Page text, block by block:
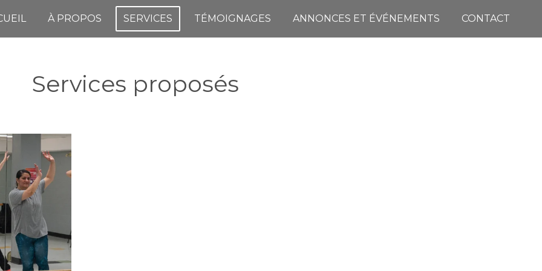
À PROPOS SERVICES TÉMOIGNAGES ANNONCES ET ÉVÉNEMENTS CONTACT
Services proposés